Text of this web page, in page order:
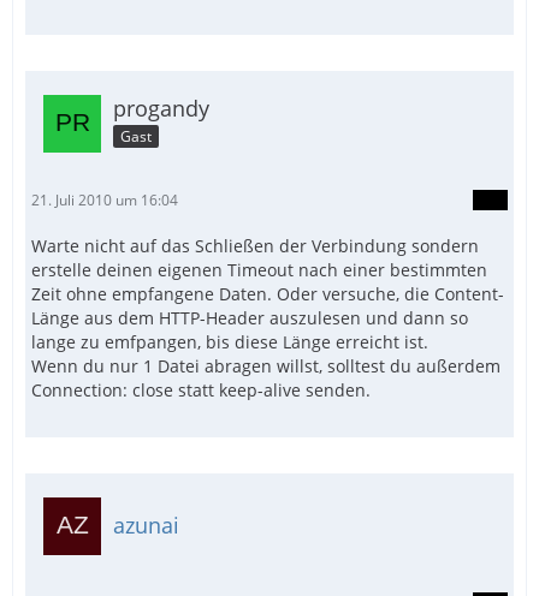
progandy
Gast
21. Juli 2010 um 16:04
Warte nicht auf das Schließen der Verbindung sondern
erstelle deinen eigenen Timeout nach einer bestimmten
Zeit ohne empfangene Daten. Oder versuche, die Content-
Länge aus dem HTTP-Header auszulesen und dann so
lange zu emfpangen, bis diese Länge erreicht ist.
Wenn du nur 1 Datei abragen willst, solltest du außerdem
Connection: close statt keep-alive senden.
azunai